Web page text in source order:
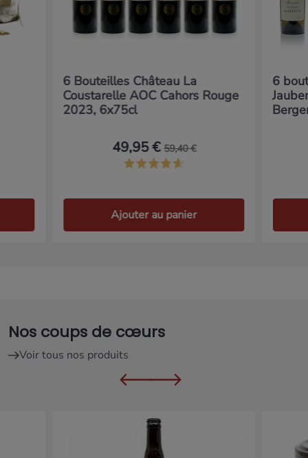
6 Bouteilles Château La
Coustarelle AOC Cahors Rouge
2023, 6x75cl
49,95 € 59,40 €
Ajouter au panier
6
Nos coups de cœurs
Voir tous nos produits